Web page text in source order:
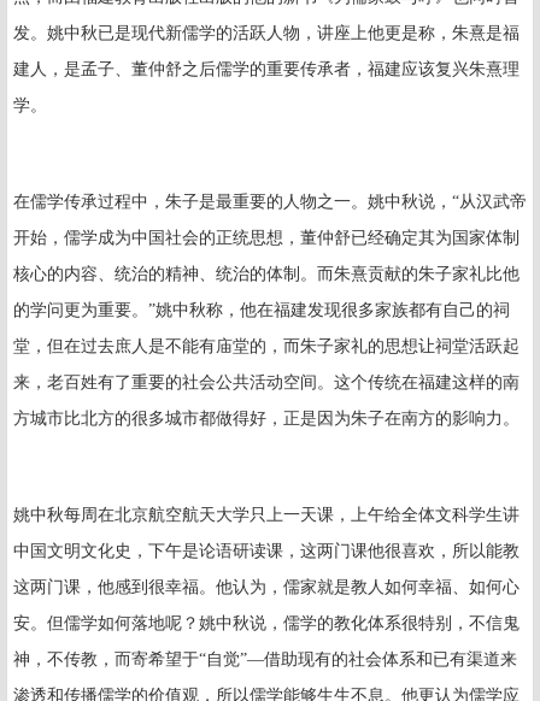
发。姚中秋已是现代新儒学的活跃人物，讲座上他更是称，朱熹是福
建人，是孟子、董仲舒之后儒学的重要传承者，福建应该复兴朱熹理
学。
在儒学传承过程中，朱子是最重要的人物之一。姚中秋说，“从汉武帝
开始，儒学成为中国社会的正统思想，董仲舒已经确定其为国家体制
核心的内容、统治的精神、统治的体制。而朱熹贡献的朱子家礼比他
的学问更为重要。”姚中秋称，他在福建发现很多家族都有自己的祠
堂，但在过去庶人是不能有庙堂的，而朱子家礼的思想让祠堂活跃起
来，老百姓有了重要的社会公共活动空间。这个传统在福建这样的南
方城市比北方的很多城市都做得好，正是因为朱子在南方的影响力。
姚中秋每周在北京航空航天大学只上一天课，上午给全体文科学生讲
中国文明文化史，下午是论语研读课，这两门课他很喜欢，所以能教
这两门课，他感到很幸福。他认为，儒家就是教人如何幸福、如何心
安。但儒学如何落地呢？姚中秋说，儒学的教化体系很特别，不信鬼
神，不传教，而寄希望于“自觉”—借助现有的社会体系和已有渠道来
渗透和传播儒学的价值观，所以儒学能够生生不息。他更认为儒学应